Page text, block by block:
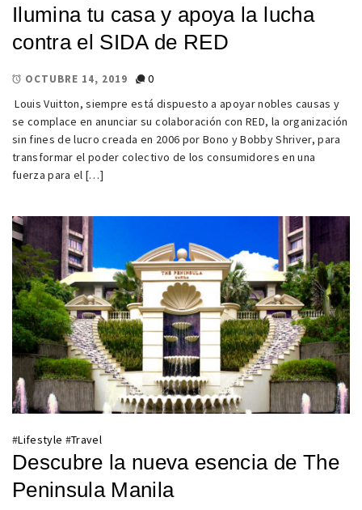
Ilumina tu casa y apoya la lucha
contra el SIDA de RED
OCTUBRE 14, 2019
0
Louis Vuitton, siempre está dispuesto a apoyar nobles causas y
se complace en anunciar su colaboración con RED, la organización
sin fines de lucro creada en 2006 por Bono y Bobby Shriver, para
transformar el poder colectivo de los consumidores en una
fuerza para el […]
#Lifestyle #Travel
Descubre la nueva esencia de The
Peninsula Manila